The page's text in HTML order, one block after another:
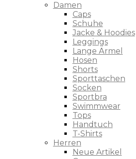
Damen
Caps
Schuhe
Jacke & Hoodies
Leggings
Lange Ärmel
Hosen
Shorts
Sporttaschen
Socken
Sportbra
Swimmwear
Tops
Handtuch
T-Shirts
Herren
Neue Artikel